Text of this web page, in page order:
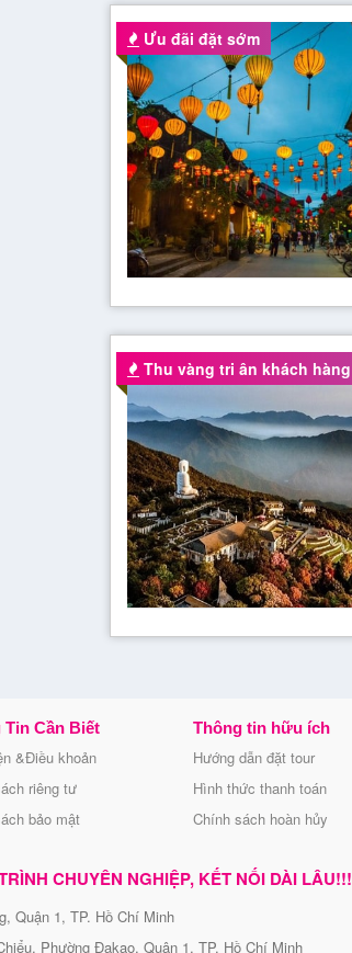
Ưu đãi đặt sớm
Thu vàng tri ân khách hàng
Tin Cần Biết
&Điều khoản
riêng tư
bảo mật
Thông tin hữu ích
Hướng dẫn đặt tour
Hình thức thanh toán
Chính sách hoàn hủy
CHUYÊN NGHIỆP, KẾT NỐI DÀI LÂU!!!
Quận 1, TP. Hồ Chí Minh
Phường Đakao, Quận 1, TP. Hồ Chí Minh